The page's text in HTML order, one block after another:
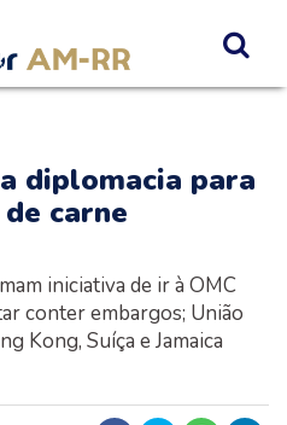
diplomacia para
carne
iniciativa de ir à OMC
conter embargos; União
Kong, Suíça e Jamaica